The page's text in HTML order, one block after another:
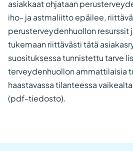
asiakkaat ohjataan
iho- ja astmaliitto epäilee,
perusterveydenhuollon resurssit
tukemaan riittävästi tätä
suosituksessa tunnistettu tarve
terveydenhuollon ammattilaisia
haastavassa tilanteessa
(pdf-tiedosto).